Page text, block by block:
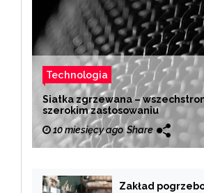
Technologia
Siatka zgrzewana –
szerokim zastosowaniu
10 miesięcy ago Share
Zakład